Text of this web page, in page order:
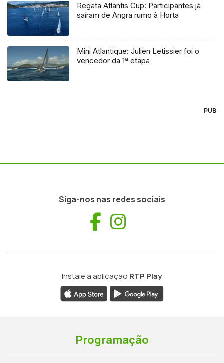
Regata Atlantis Cup: Participantes já
saíram de Angra rumo à Horta
Mini Atlantique: Julien Letissier foi o
vencedor da 1ª etapa
PUB
Siga-nos nas redes sociais
Facebook
Instale a aplicação RTP Play
Programação